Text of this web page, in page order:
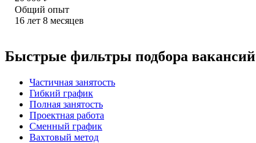
Общий опыт
16 лет 8 месяцев
Быстрые фильтры подбора вакансий
Частичная занятость
Гибкий график
Полная занятость
Проектная работа
Сменный график
Вахтовый метод